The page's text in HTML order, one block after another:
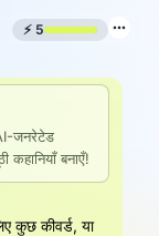
⚡ 5
जनरेटेड
कहानियाँ बनाएँ!
कुछ कीवर्ड, या